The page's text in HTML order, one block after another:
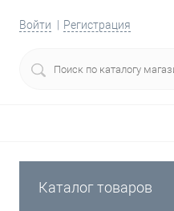
Войти Регистрация
Каталог товаров